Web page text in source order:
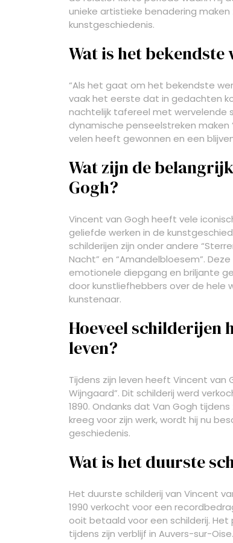
unieke artistieke benadering
kunstgeschiedenis.
Wat is het bekendste
“Als het gaat om het bekendste
vaak het eerste dat in gedachten
nachtelijk tafereel met wervelende
dynamische penseelstreken
velen heeft gewonnen en een
Wat zijn de
Gogh?
Vincent van Gogh heeft vele
geliefde werken in de
schilderijen zijn onder andere
Nacht” en “Amandelbloesem”.
emotionele diepgang en briljante
door kunstliefhebbers over de hele
kunstenaar.
Hoeveel schilderijen
leven?
Tijdens zijn leven heeft Vincent van
Wijngaard”. Dit schilderij werd
1890. Ondanks dat Van Gogh
kreeg voor zijn werk, wordt hij nu
geschiedenis.
Wat is het duurste
Het duurste schilderij van Vincent
1990 verkocht voor een
ooit betaald voor een schilderij.
tijdens zijn verblijf in Auvers-sur-